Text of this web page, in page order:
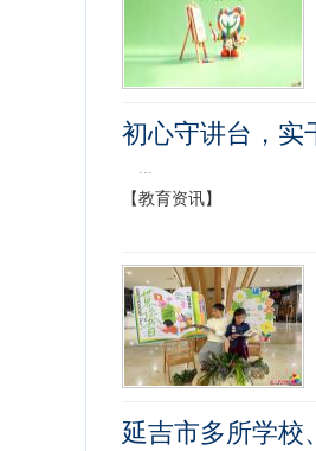
初心守讲台，
...
【教育资讯】
延吉市多所学校